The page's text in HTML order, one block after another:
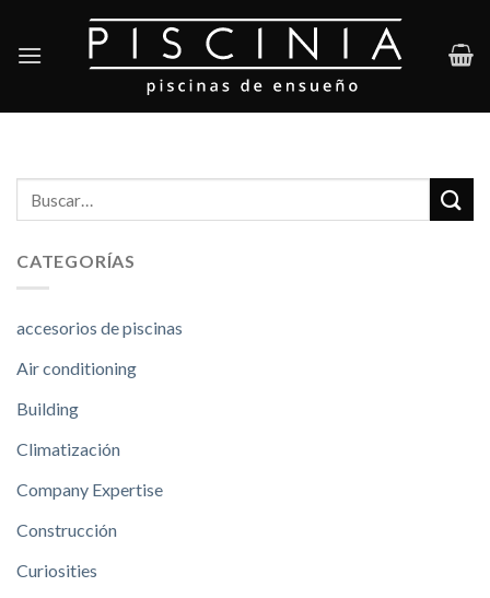
content
CATEGORÍAS
accesorios de piscinas
Air conditioning
Building
Climatización
Company Expertise
Construcción
Curiosities